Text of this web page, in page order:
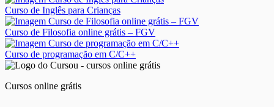
Curso de Inglês para Crianças
Curso de Filosofia online grátis – FGV
Curso de programação em C/C++
Cursos online grátis